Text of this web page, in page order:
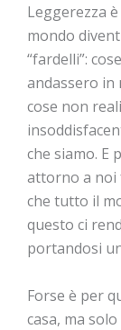
Leggerezza
mondo
“fardelli”:
andassero in
cose non
che siamo. E
attorno a noi
che tutto il
questo ci
portandosi
Forse è per
casa, ma